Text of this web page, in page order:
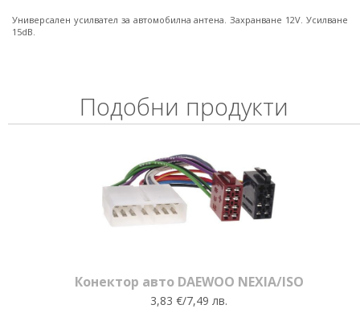
Универсален усилвател за автомобилна антена. Захранване 12V. Усилване
15dB.
Подобни продукти
Конектор авто DAEWOO NEXIA/ISO
3,83 €/7,49 лв.